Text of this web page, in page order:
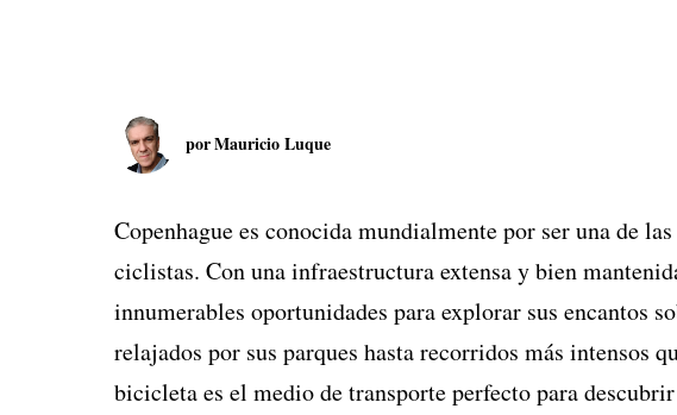
porMauricio Luque
Copenhague es conocida mundialmente por ser una de
ciclistas. Con una infraestructura extensa y bien
innumerables oportunidades para explorar sus encantos
relajados por sus parques hasta recorridos más intensos
bicicleta es el medio de transporte perfecto para